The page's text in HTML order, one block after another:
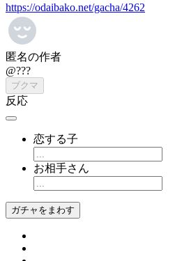
https://odaibako.net/gacha/4262
匿名の作者
@???
ブクマ
反応
恋する子
お相手さん
ガチャをまわす